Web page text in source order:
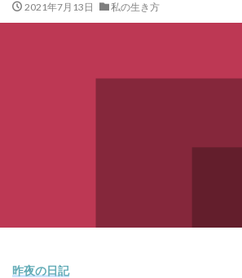
2021年7月13日 私の生き方
昨夜の日記